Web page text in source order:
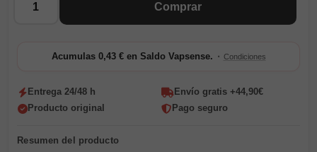
Comprar
Acumulas 0,43 € en Saldo Vapsense. · Condiciones
Entrega 24/48 h
Envío gratis +44,90€
Producto original
Pago seguro